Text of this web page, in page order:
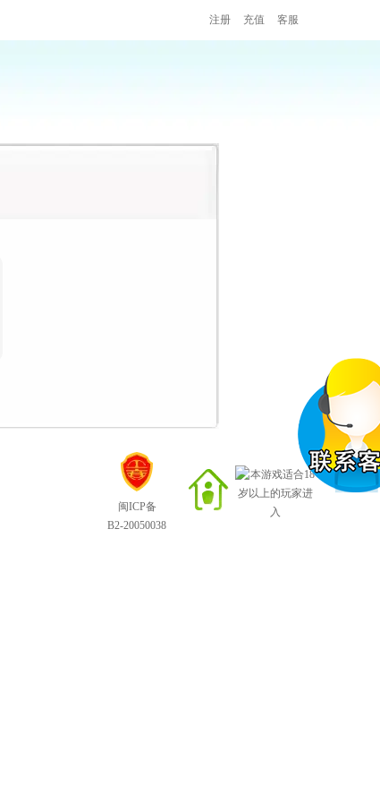
注册 充值 客服
闽ICP备
B2-20050038